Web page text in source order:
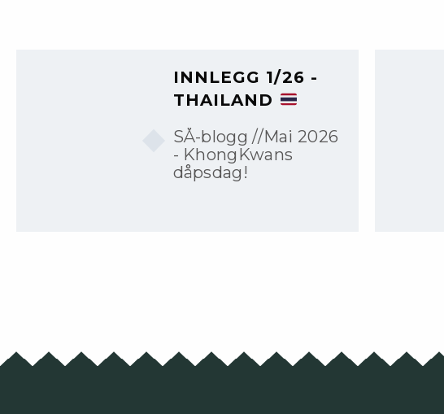
INNLEGG 1/26 -
THAILAND
SÅ-blogg //Mai 2026
- KhongKwans
dåpsdag!